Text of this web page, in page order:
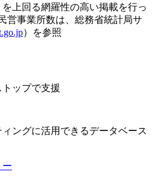
を上回る網羅性の高い掲載を行っ
営事業所数は、総務省統計局サ
）を参照
ップで支援
ングに活用できるデータベース